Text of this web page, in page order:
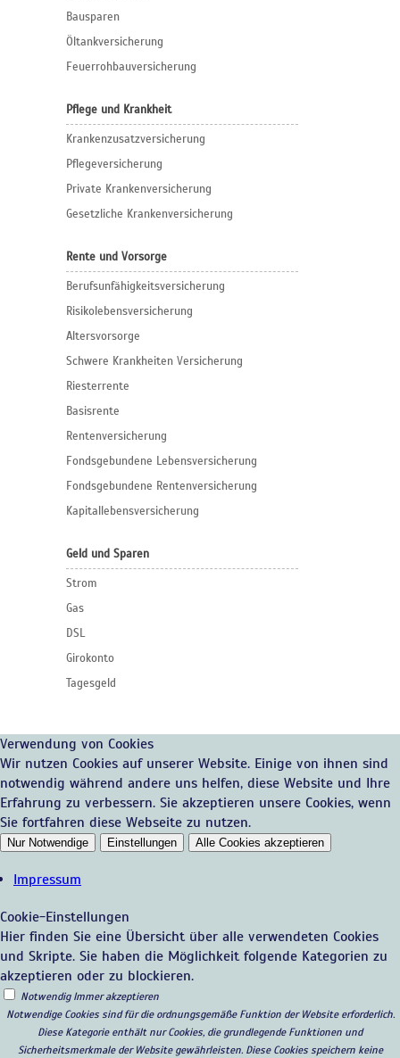
Bausparen
Öltankversicherung
Feuerrohbauversicherung
Pflege und Krankheit
Krankenzusatzversicherung
Pflegeversicherung
Private Krankenversicherung
Gesetzliche Krankenversicherung
Rente und Vorsorge
Berufs­unfähigkeitsversicherung
Risikolebensversicherung
Altersvorsorge
Schwere Krankheiten Versicherung
Riesterrente
Basisrente
Rentenversicherung
Fondsgebundene Lebensversicherung
Fondsgebundene Rentenversicherung
Kapitallebensversicherung
Geld und Sparen
Strom
Gas
DSL
Girokonto
Tagesgeld
Verwendung von Cookies
Wir nutzen Cookies auf unserer Website. Einige von ihnen sind
notwendig während andere uns helfen, diese Website und Ihre
Erfahrung zu verbessern. Sie akzeptieren unsere Cookies, wenn
Sie fortfahren diese Webseite zu nutzen.
Nur Notwendige Einstellungen Alle Cookies akzeptieren
Impressum
Cookie-Einstellungen
Hier finden Sie eine Übersicht über alle verwendeten Cookies
und Skripte. Sie haben die Möglichkeit folgende Kategorien zu
akzeptieren oder zu blockieren.
Notwendig Immer akzeptieren
Notwendige Cookies sind für die ordnungsgemäße Funktion der Website erforderlich.
Diese Kategorie enthält nur Cookies, die grundlegende Funktionen und
Sicherheitsmerkmale der Website gewährleisten. Diese Cookies speichern keine